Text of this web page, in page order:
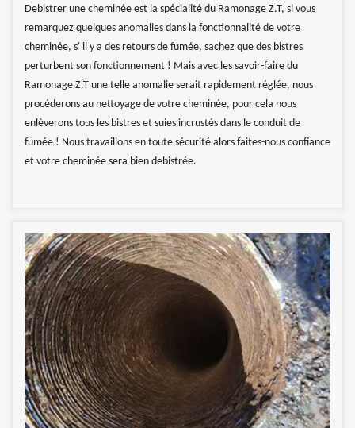
Debistrer une cheminée est la spécialité du Ramonage Z.T, si vous
remarquez quelques anomalies dans la fonctionnalité de votre
cheminée, s' il y a des retours de fumée, sachez que des bistres
perturbent son fonctionnement ! Mais avec les savoir-faire du
Ramonage Z.T une telle anomalie serait rapidement réglée, nous
procéderons au nettoyage de votre cheminée, pour cela nous
enlèverons tous les bistres et suies incrustés dans le conduit de
fumée ! Nous travaillons en toute sécurité alors faites-nous confiance
et votre cheminée sera bien debistrée.